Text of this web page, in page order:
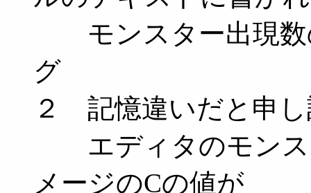
モンスター出現数
グ
２ 記憶違いだと申
エディタのモンス
メージのCの値が